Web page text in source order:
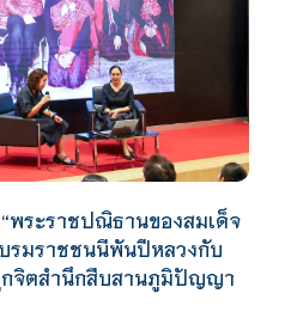
พระราชปณิธานของสมเด็จ
รมราชชนนีพันปีหลวงกับ
กจิตสำนึกสืบสานภูมิปัญญา